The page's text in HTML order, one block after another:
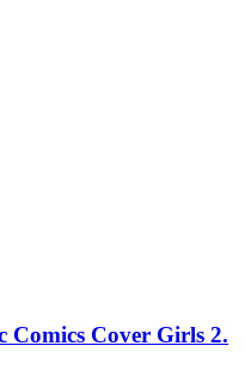
Cover Girls 2.